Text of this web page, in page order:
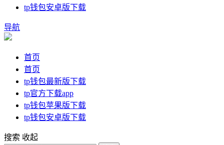
tp钱包安卓版下载
导航
首页
首页
tp钱包最新版下载
tp官方下载app
tp钱包苹果版下载
tp钱包安卓版下载
搜索 收起